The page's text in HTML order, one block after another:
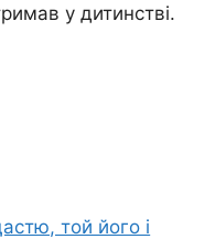
у дитинстві.
той його і